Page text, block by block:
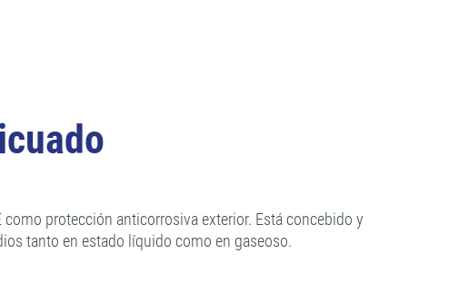
protección anticorrosiva exterior. Está concebido y
tanto en estado líquido como en gaseoso.